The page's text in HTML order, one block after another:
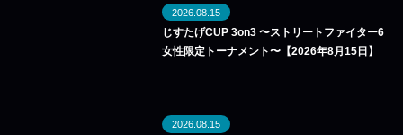
2026.08.15
じすたげCUP 3on3 〜ストリートファイター6
女性限定トーナメント〜【2026年8月15日】
2026.08.15